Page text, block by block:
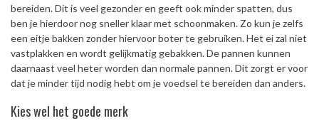
bereiden. Dit is veel gezonder en geeft ook minder spatten, dus
ben je hierdoor nog sneller klaar met schoonmaken. Zo kun je zelfs
een eitje bakken zonder hiervoor boter te gebruiken. Het ei zal niet
vastplakken en wordt gelijkmatig gebakken. De pannen kunnen
daarnaast veel heter worden dan normale pannen. Dit zorgt er voor
dat je minder tijd nodig hebt om je voedsel te bereiden dan anders.
Kies wel het goede merk